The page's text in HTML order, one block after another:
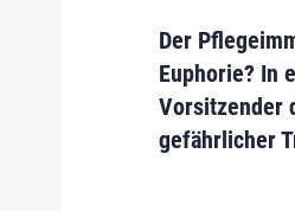
Der
Euphorie? In
Vorsitzender
gefährlicher